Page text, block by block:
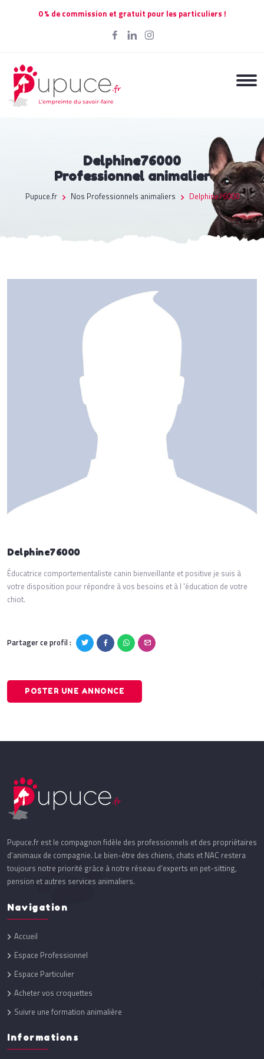
0 % de commission et gratuit pour les particuliers !
Delphine76000
Professionnel animalier
Pupuce.fr Nos Professionnels animaliers Delphine76000
Delphine76000
Éducatrice comportementaliste canin bienveillante et positive je suis à
votre disposition pour répondre à vos besoins et à l 'éducation de votre
chiot.
Partager ce profil :
POSTER UNE ANNONCE
Pupuce.fr est le compagnon fidèle des professionnels et des propriétaires
d’animaux de compagnie. Le bien-être des chiens, chats et NAC restera
toujours notre priorité grâce à notre réseau d’experts en pet-sitting,
pension et autres services animaliers.
Navigation
Accueil
Espace Professionnel
Espace Particulier
Acheter vos croquettes
Suivre une formation animalière
Informations